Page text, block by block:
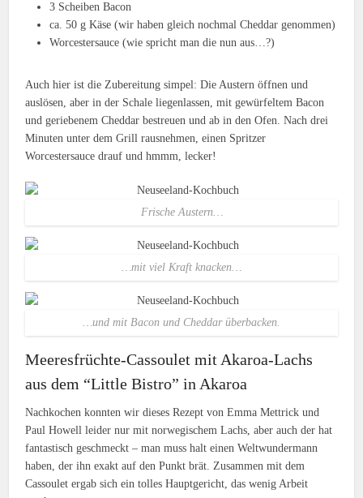
3 Scheiben Bacon
ca. 50 g Käse (wir haben gleich nochmal Cheddar genommen)
Worcestersauce (wie spricht man die nun aus…?)
Auch hier ist die Zubereitung simpel: Die Austern öffnen und
auslösen, aber in der Schale liegenlassen, mit gewürfeltem Bacon
und geriebenem Cheddar bestreuen und ab in den Ofen. Nach drei
Minuten unter dem Grill rausnehmen, einen Spritzer
Worcestersauce drauf und hmmm, lecker!
Frische Austern…
…mit viel Kraft knacken…
…und mit Bacon und Cheddar überbacken.
Meeresfrüchte-Cassoulet mit Akaroa-Lachs
aus dem “Little Bistro” in Akaroa
Nachkochen konnten wir dieses Rezept von Emma Mettrick und
Paul Howell leider nur mit norwegischem Lachs, aber auch der hat
fantastisch geschmeckt – man muss halt einen Weltwundermann
haben, der ihn exakt auf den Punkt brät. Zusammen mit dem
Cassoulet ergab sich ein tolles Hauptgericht, das wenig Arbeit